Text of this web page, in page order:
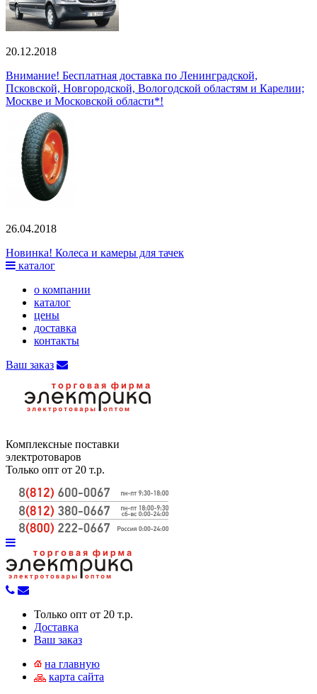
20.12.2018
Внимание! Бесплатная доставка по Ленинградской,
Псковской, Новгородской, Вологодской областям и Карелии;
Москве и Московской области*!
26.04.2018
Новинка! Колеса и камеры для тачек
каталог
о компании
каталог
цены
доставка
контакты
Ваш заказ
Комплексные поставки
электротоваров
Только опт от 20 т.р.
Только опт от 20 т.р.
Доставка
Ваш заказ
на главную
карта сайта